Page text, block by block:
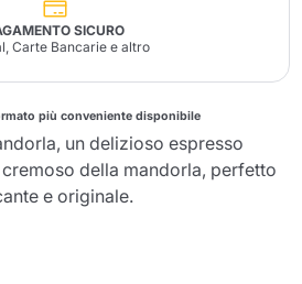
SICURO
Carte Bancarie e altro
più conveniente disponibile
un delizioso espresso
della mandorla, perfetto
e originale.